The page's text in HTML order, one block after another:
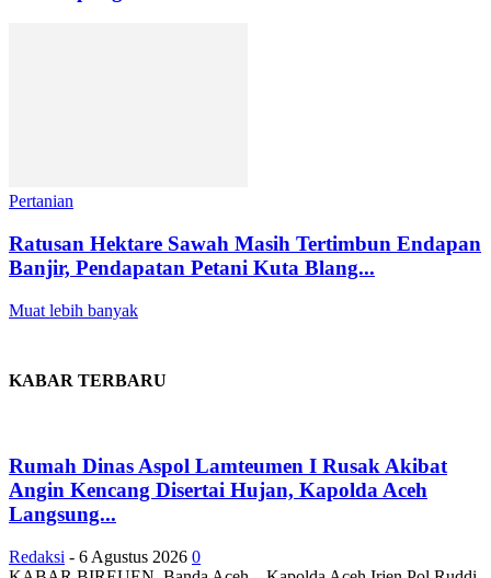
Pertanian
Ratusan Hektare Sawah Masih Tertimbun Endapan
Banjir, Pendapatan Petani Kuta Blang...
Muat lebih banyak
KABAR TERBARU
Rumah Dinas Aspol Lamteumen I Rusak Akibat
Angin Kencang Disertai Hujan, Kapolda Aceh
Langsung...
Redaksi - 6 Agustus 2026 0